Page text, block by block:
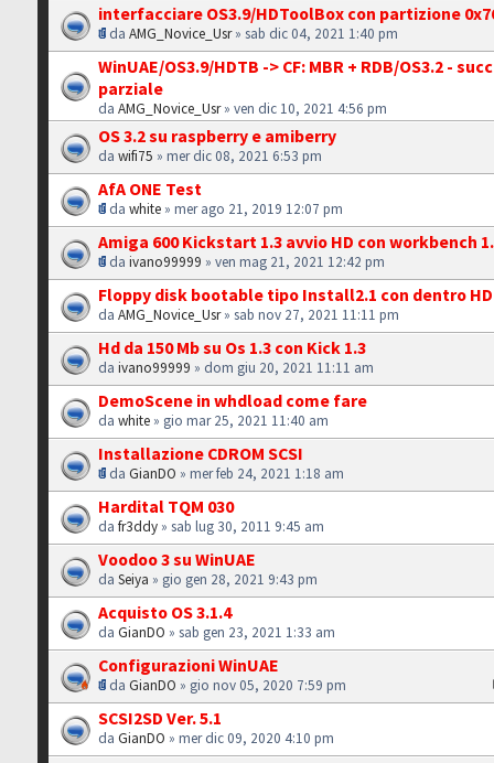
interfacciare OS3.9/HDToolBox con partizione
daAMG_Novice_Usr» sab dic 04, 2021 1:40 pm
WinUAE/OS3.9/HDTB -> CF: MBR + RDB/OS3.2 -
parziale
daAMG_Novice_Usr» ven dic 10, 2021 4:56 pm
OS 3.2 su raspberry e amiberry
dawifi75 » mer dic 08, 2021 6:53 pm
AfA ONE Test
dawhite » mer ago 21, 2019 12:07 pm
Amiga 600 Kickstart 1.3 avvio HD con workbench
daivano99999 » ven mag 21, 2021 12:42 pm
Floppy disk bootable tipo Install2.1 con dentro
daAMG_Novice_Usr» sab nov 27, 2021 11:11 pm
Hd da 150 Mb su Os 1.3 con Kick 1.3
daivano99999 » dom giu 20, 2021 11:11 am
DemoScene in whdload come fare
dawhite » gio mar 25, 2021 11:40 am
Installazione CDROM SCSI
daGianDO » mer feb 24, 2021 1:18 am
Hardital TQM 030
dafr3ddy » sab lug 30, 2011 9:45 am
Voodoo 3 su WinUAE
daSeiya » gio gen 28, 2021 9:43 pm
Acquisto OS 3.1.4
daGianDO » sab gen 23, 2021 1:33 am
Configurazioni WinUAE
daGianDO » gio nov 05, 2020 7:59 pm
SCSI2SD Ver. 5.1
daGianDO » mer dic 09, 2020 4:10 pm